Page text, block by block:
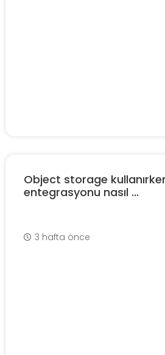
Object storage
entegrasyonu nasıl ...
3 hafta önce